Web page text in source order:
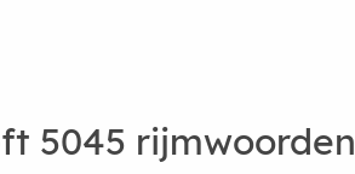
5045 rijmwoorden